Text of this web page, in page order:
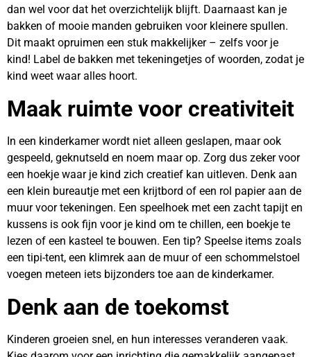
dan wel voor dat het overzichtelijk blijft. Daarnaast kan je
bakken of mooie manden gebruiken voor kleinere spullen.
Dit maakt opruimen een stuk makkelijker – zelfs voor je
kind! Label de bakken met tekeningetjes of woorden, zodat je
kind weet waar alles hoort.
Maak ruimte voor creativiteit
In een kinderkamer wordt niet alleen geslapen, maar ook
gespeeld, geknutseld en noem maar op. Zorg dus zeker voor
een hoekje waar je kind zich creatief kan uitleven. Denk aan
een klein bureautje met een krijtbord of een rol papier aan de
muur voor tekeningen. Een speelhoek met een zacht tapijt en
kussens is ook fijn voor je kind om te chillen, een boekje te
lezen of een kasteel te bouwen. Een tip? Speelse items zoals
een tipi-tent, een klimrek aan de muur of een schommelstoel
voegen meteen iets bijzonders toe aan de kinderkamer.
Denk aan de toekomst
Kinderen groeien snel, en hun interesses veranderen vaak.